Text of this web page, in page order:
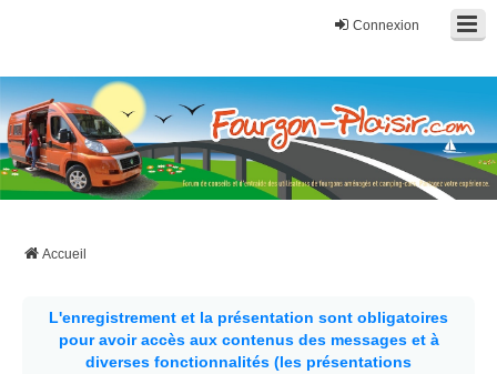
Connexion
Fourgon-plaisir.com
Forum de conseils et d'entraide des utilisateurs de fourgons, fourgons
aménagés, vans et de camping-car. Partagez votre expérience.
Accueil
L'enregistrement et la présentation sont obligatoires
pour avoir accès aux contenus des messages et à
diverses fonctionnalités (les présentations